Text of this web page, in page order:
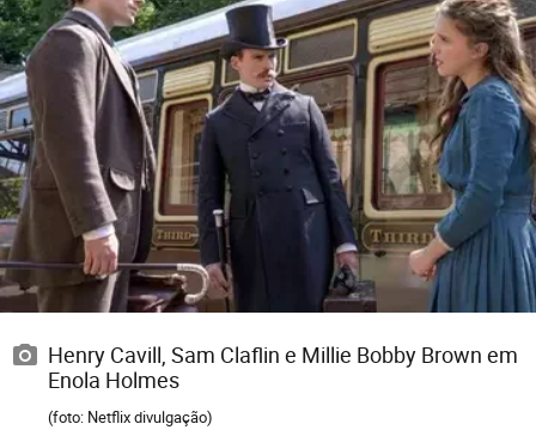
Henry Cavill, Sam Claflin e Millie Bobby Brown em
Enola Holmes
(foto: Netflix divulgação)